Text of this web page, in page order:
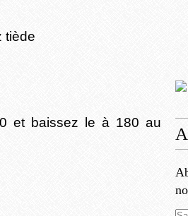
tiède
et baissez le à 180 au